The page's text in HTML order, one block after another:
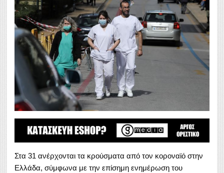
Στα 31 ανέρχονται τα κρούσματα από τον κοροναϊό στην
Ελλάδα, σύμφωνα με την επίσημη ενημέρωση του